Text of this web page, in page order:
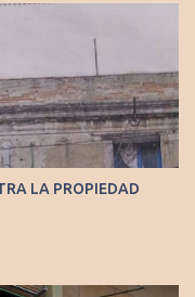
LA PROPIEDAD